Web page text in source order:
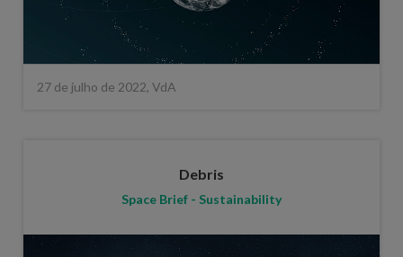
27 de julho de 2022, VdA
Debris
Space Brief - Sustainability